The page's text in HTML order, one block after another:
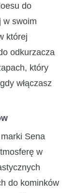
do
w swoim
której
odkurzacza
który
włączasz
Sena
w
do kominków